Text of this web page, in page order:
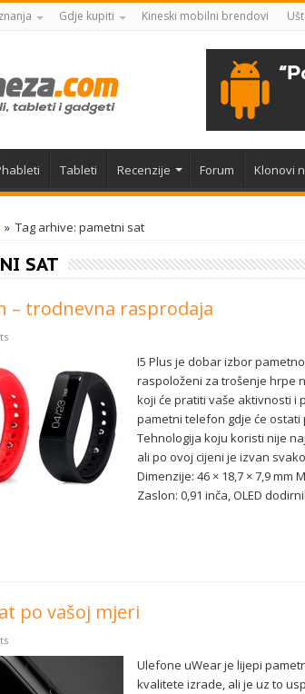
Gdje kupiti Kineski mobilni brendovi
Tableti Recenzije Forum Klonovi
» Tag arhive: pametni sat
SAT
– trodnevna rasprodaja
I5 Plus je dobar izbor
raspoloženi za trošenje hrpe
koji će pratiti vaše aktivnosti i
pametni telefon gdje će ostati
Tehnologija koju koristi nije
ali po ovoj cijeni je izvan
Dimenzije: 46 × 18,7 × 7,9 mm
Zaslon: 0,91 inča, OLED
po vašoj mjeri
Ulefone uWear je lijepi
kvalitete izrade, ali je uz to